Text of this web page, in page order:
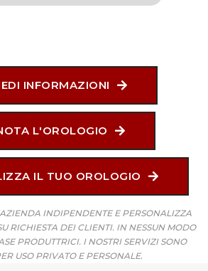
INFORMAZIONI
L'OROLOGIO
IL TUO OROLOGIO
INDIPENDENTE E PERSONALIZZA
RICHIESTA DEI CLIENTI. IN NESSUN MODO
PRODUTTRICI. I NOSTRI SERVIZI SONO
USO PRIVATO E PERSONALE.